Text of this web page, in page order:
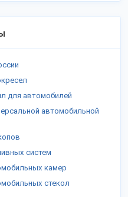
для автомобилей
автомобильной
систем
камер
стекол